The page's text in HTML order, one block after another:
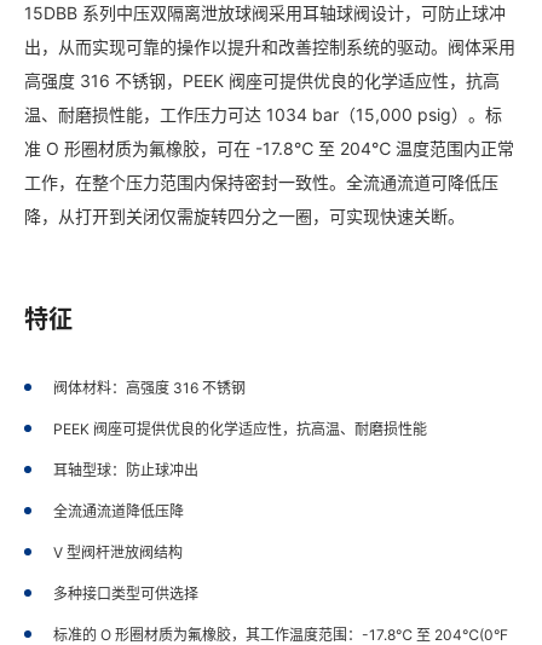
15DBB 系列中压双隔离泄放球阀采用耳轴球阀设计，可防止球冲
出，从而实现可靠的操作以提升和改善控制系统的驱动。阀体采用
高强度 316 不锈钢，PEEK 阀座可提供优良的化学适应性，抗高
温、耐磨损性能，工作压力可达 1034 bar（15,000 psig）。标
准 O 形圈材质为氟橡胶，可在 -17.8℃ 至 204℃ 温度范围内正常
工作，在整个压力范围内保持密封一致性。全流通流道可降低压
降，从打开到关闭仅需旋转四分之一圈，可实现快速关断。
特征
阀体材料：高强度 316 不锈钢
PEEK 阀座可提供优良的化学适应性，抗高温、耐磨损性能
耳轴型球：防止球冲出
全流通流道降低压降
V 型阀杆泄放阀结构
多种接口类型可供选择
标准的 O 形圈材质为氟橡胶，其工作温度范围：-17.8℃ 至 204℃(0°F